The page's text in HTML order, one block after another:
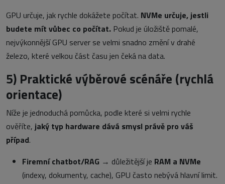
GPU určuje, jak rychle dokážete počítat. NVMe určuje, jestli
budete mít vůbec co počítat. Pokud je úložiště pomalé,
nejvýkonnější GPU server se velmi snadno změní v drahé
železo, které velkou část času jen čeká na data.
5) Praktické výběrové scénáře (rychlá
orientace)
Níže je jednoduchá pomůcka, podle které si velmi rychle
ověříte, jaký typ hardware dává smysl právě pro váš
případ.
Firemní chatbot/RAG → důležitější je RAM a NVMe
(indexy, dokumenty, cache), GPU často nebývá hlavní limit.